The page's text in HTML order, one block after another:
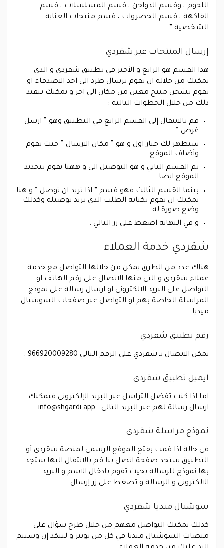
اللحوم ، وقسم الدواجن ، قسم المسلسلات ، قسم
الفاكهة ، قسم الخضروات ، قسم منتجات العناية
الشخصية ” .
إرسال المنتجات عبر شقردي
هذا القسم هو الرابع و الأخير في تطبيق شقردي و الذي
يمكنك من خلاله ان تقوم برسال طرد الى احد الاصدقاء او
تقوم بشحن منتج معين من مكان الى اخر و يمكنك تنفيذ
ذلك من خلال الخطوات التالية :
قم بالانتقال إلى القسم الرابع في التطبيق وهو ” ارسل
غرض ” .
سيظهر لك خيار اول و هو ” مكان الارسال ” حيث تقوم
وأضاف الموقع .
ثم القسم الثاني و هو التوصيل الى و ههنا نقوم بتحديد
الموقع ايضا .
بينما القسم الثالث فهو قسم ” اذا تريد ان توصل ” و هنا
يمكنك ان تقوم بكتابة الطلب الذي تريد توصيله وكذلك
وضع صورة له .
و في النهاية اضغط على زر التالي .
شقردي خدمة العملاء
هناك عدد من الطرق يمكن من خلالها التواصل مع خدمة
عملاء شقردي و التي منها الاتصال على رقم الهاتف او
التواصل على البريد الالكتروني او ارسال رسالة على نموذج
المراسلة الخاصة بهم او التواصل عبر صفحات السوشيال
ميديا .
رقم تطبيق شقردي
يمكن الاتصال بـ شقردي على الرقم التالي 966920009280 .
ايميل تطبيق شقردي
اما اذا كنت تفضل التراسل عبر البريد الإلكتروني فيمكنك
ارسال رسالة لهم عبر البريد التالي : info@shgardi.app
.
نموذج مراسلة شقردي
في حالة اذا قمت بفتح الموقع الرسمي لمنصة شقردي أو
التطبيق ستجد صفحة اتصل بنا قم بالانتقال اليها ستجد
بها نموذج للرسالة بحيث تقوم بادخال الاسم و البريد
الالكتروني و الرسالة و تضغط على زر إرسال .
سوشيال ميديا شقردي
كذلك يمكنك التواصل معهم من خلال طرح سؤال على
منصات السوشيال ميديا في كل من تويتر و لينكد إن وسيتم